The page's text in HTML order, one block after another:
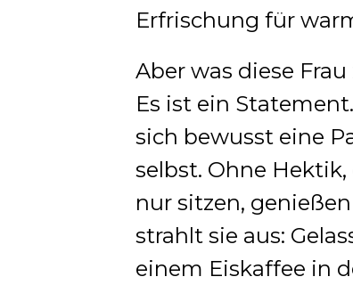
Erfrischung für
Aber was diese
Es ist ein
sich bewusst eine
selbst. Ohne
nur sitzen,
strahlt sie aus:
einem Eiskaffee in